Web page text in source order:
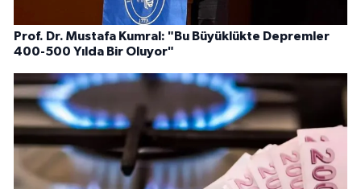
Prof. Dr. Mustafa Kumral: "Bu Büyüklükte Depremler
400-500 Yılda Bir Oluyor"